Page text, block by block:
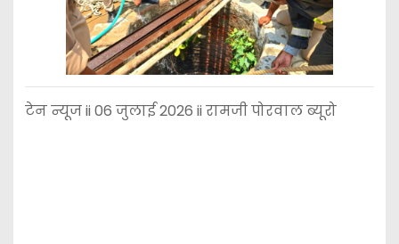
टेन न्यूज ii 06 जुलाई 2026 ii रामजी पोरवाल ब्यूरो